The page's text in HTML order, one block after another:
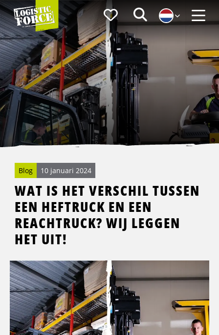
Logistic
Force
FavorietenZoeken
Menu
Blog 10 januari 2024
WAT IS HET VERSCHIL TUSSEN
EEN HEFTRUCK EN EEN
REACHTRUCK? WIJ LEGGEN
HET UIT!